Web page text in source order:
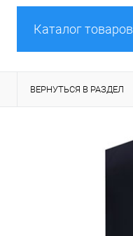
Каталог товаров
ВЕРНУТЬСЯ В РАЗДЕЛ